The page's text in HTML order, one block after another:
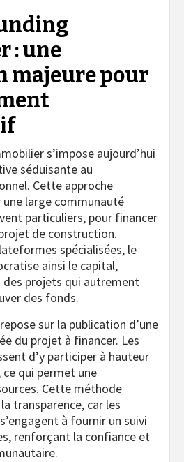
: une
majeure pour
s’impose aujourd’hui
séduisante au
Cette approche
large communauté
particuliers, pour financer
de construction.
spécialisées, le
ainsi le capital,
des projets qui autrement
des fonds.
sur la publication d’une
du projet à financer. Les
d’y participer à hauteur
qui permet une
Cette méthode
transparence, car les
à fournir un suivi
renforçant la confiance et